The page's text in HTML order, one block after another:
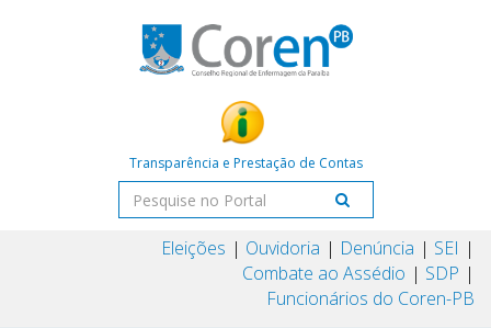
Transparência e Prestação de Contas
Eleições Ouvidoria Denúncia
SEI
Combate ao Assédio
SDP
Funcionários do Coren-PB